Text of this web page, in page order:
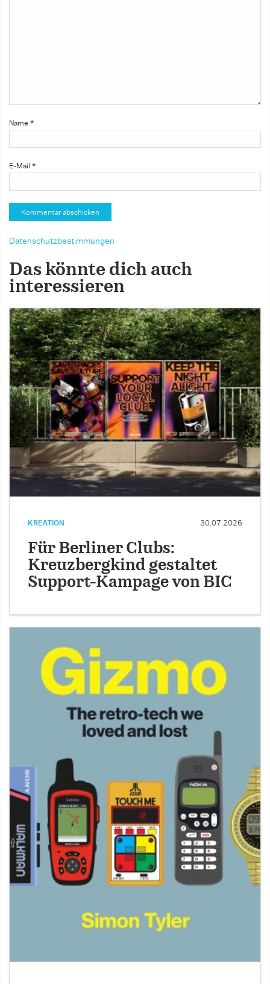
Name *
E-Mail *
Datenschutzbestimmungen
Das könnte dich auch
interessieren
KREATION 30.07.2026
Für Berliner Clubs:
Kreuzbergkind gestaltet
Support-Kampage von BIC